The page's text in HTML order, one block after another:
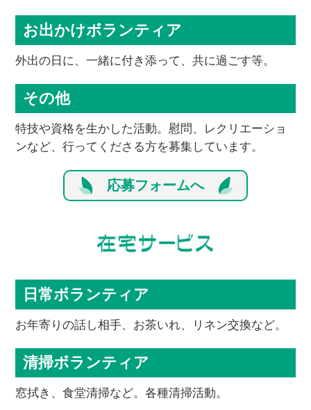
お出かけボランティア
外出の日に、一緒に付き添って、共に過ごす等。
その他
特技や資格を生かした活動。慰問、レクリエーショ
ンなど、行ってくださる方を募集しています。
応募フォームへ
日常ボランティア
お年寄りの話し相手、お茶いれ、リネン交換など。
清掃ボランティア
窓拭き、食堂清掃など。各種清掃活動。